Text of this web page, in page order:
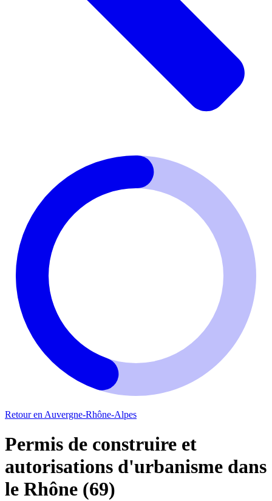
Retour en Auvergne-Rhône-Alpes
Permis de construire et
autorisations d'urbanisme dans
le Rhône (69)